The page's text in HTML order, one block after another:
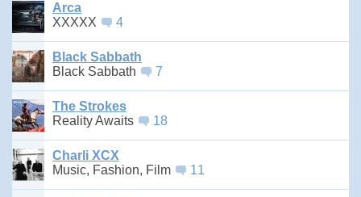
Arca
XXXXX
4
Black Sabbath
Black Sabbath
7
The Strokes
Reality Awaits
18
Charli XCX
Music, Fashion, Film
11